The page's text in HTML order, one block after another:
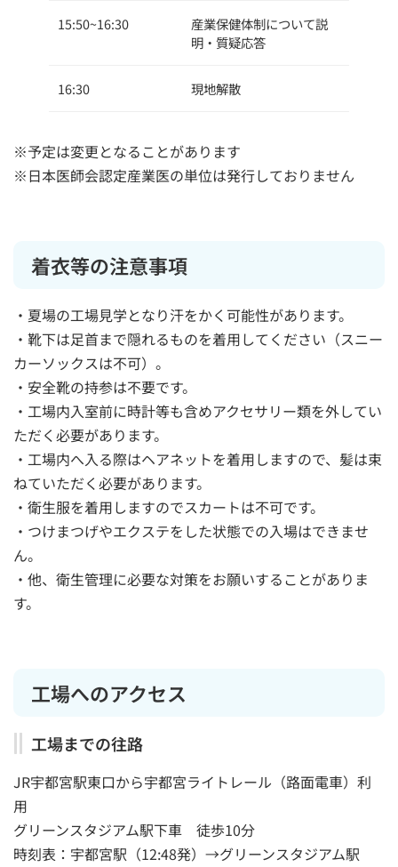
15:50~16:30
産業保健体制について説
明・質疑応答
16:30 現地解散
※予定は変更となることがあります
※日本医師会認定産業医の単位は発行しておりません
着衣等の注意事項
・夏場の工場見学となり汗をかく可能性があります。
・靴下は足首まで隠れるものを着用してください（スニー
カーソックスは不可）。
・安全靴の持参は不要です。
・工場内入室前に時計等も含めアクセサリー類を外してい
ただく必要があります。
・工場内へ入る際はヘアネットを着用しますので、髪は束
ねていただく必要があります。
・衛生服を着用しますのでスカートは不可です。
・つけまつげやエクステをした状態での入場はできませ
ん。
・他、衛生管理に必要な対策をお願いすることがありま
す。
工場へのアクセス
工場までの往路
JR宇都宮駅東口から宇都宮ライトレール（路面電車）利
用
グリーンスタジアム駅下車 徒歩10分
時刻表：宇都宮駅（12:48発）→グリーンスタジアム駅